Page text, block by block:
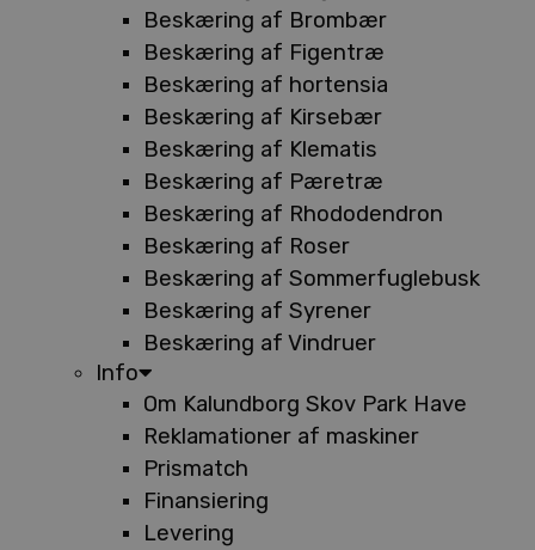
Beskæring af Brombær
Beskæring af Figentræ
Beskæring af hortensia
Beskæring af Kirsebær
Beskæring af Klematis
Beskæring af Pæretræ
Beskæring af Rhododendron
Beskæring af Roser
Beskæring af Sommerfuglebusk
Beskæring af Syrener
Beskæring af Vindruer
Info
Om Kalundborg Skov Park Have
Reklamationer af maskiner
Prismatch
Finansiering
Levering